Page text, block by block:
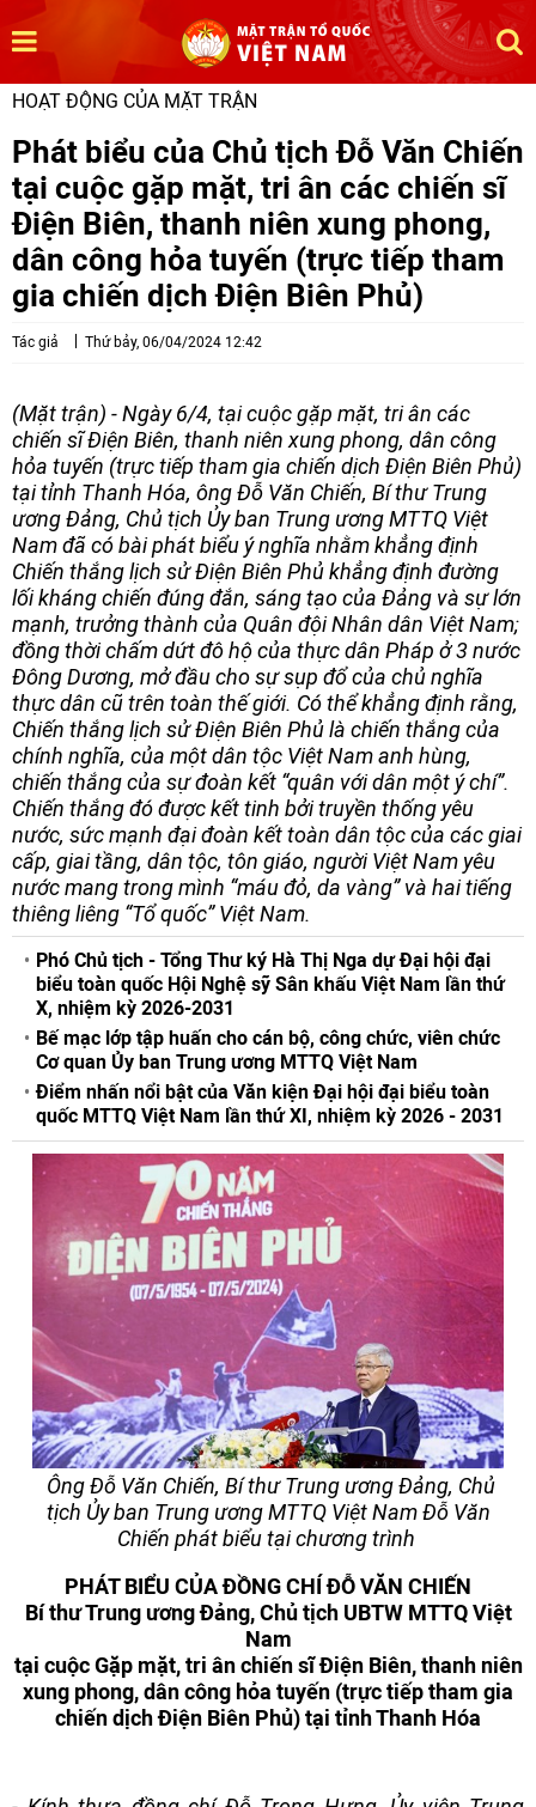
HOẠT ĐỘNG CỦA MẶT TRẬN
Phát biểu của Chủ tịch Đỗ Văn Chiến
tại cuộc gặp mặt, tri ân các chiến sĩ
Điện Biên, thanh niên xung phong,
dân công hỏa tuyến (trực tiếp tham
gia chiến dịch Điện Biên Phủ)
Tác giả Thứ bảy, 06/04/2024 12:42
(Mặt trận) - Ngày 6/4, tại cuộc gặp mặt, tri ân các
chiến sĩ Điện Biên, thanh niên xung phong, dân công
hỏa tuyến (trực tiếp tham gia chiến dịch Điện Biên Phủ)
tại tỉnh Thanh Hóa, ông Đỗ Văn Chiến, Bí thư Trung
ương Đảng, Chủ tịch Ủy ban Trung ương MTTQ Việt
Nam đã có bài phát biểu ý nghĩa nhằm khẳng định
Chiến thắng lịch sử Điện Biên Phủ khẳng định đường
lối kháng chiến đúng đắn, sáng tạo của Đảng và sự lớn
mạnh, trưởng thành của Quân đội Nhân dân Việt Nam;
đồng thời chấm dứt đô hộ của thực dân Pháp ở 3 nước
Đông Dương, mở đầu cho sự sụp đổ của chủ nghĩa
thực dân cũ trên toàn thế giới. Có thể khẳng định rằng,
Chiến thắng lịch sử Điện Biên Phủ là chiến thắng của
chính nghĩa, của một dân tộc Việt Nam anh hùng,
chiến thắng của sự đoàn kết “quân với dân một ý chí”.
Chiến thắng đó được kết tinh bởi truyền thống yêu
nước, sức mạnh đại đoàn kết toàn dân tộc của các giai
cấp, giai tầng, dân tộc, tôn giáo, người Việt Nam yêu
nước mang trong mình “máu đỏ, da vàng” và hai tiếng
thiêng liêng “Tổ quốc” Việt Nam.
Phó Chủ tịch - Tổng Thư ký Hà Thị Nga dự Đại hội đại
biểu toàn quốc Hội Nghệ sỹ Sân khấu Việt Nam lần thứ
X, nhiệm kỳ 2026-2031
Bế mạc lớp tập huấn cho cán bộ, công chức, viên chức
Cơ quan Ủy ban Trung ương MTTQ Việt Nam
Điểm nhấn nổi bật của Văn kiện Đại hội đại biểu toàn
quốc MTTQ Việt Nam lần thứ XI, nhiệm kỳ 2026 - 2031
Ông Đỗ Văn Chiến, Bí thư Trung ương Đảng, Chủ
tịch Ủy ban Trung ương MTTQ Việt Nam Đỗ Văn
Chiến phát biểu tại chương trình
PHÁT BIỂU CỦA ĐỒNG CHÍ ĐỖ VĂN CHIẾN
Bí thư Trung ương Đảng, Chủ tịch UBTW MTTQ Việt
Nam
tại cuộc Gặp mặt, tri ân chiến sĩ Điện Biên, thanh niên
xung phong, dân công hỏa tuyến (trực tiếp tham gia
chiến dịch Điện Biên Phủ) tại tỉnh Thanh Hóa